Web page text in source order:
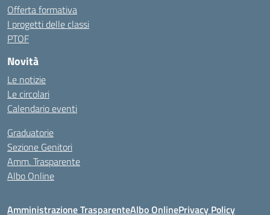
Offerta formativa
I progetti delle classi
PTOF
Novità
Le notizie
Le circolari
Calendario eventi
Graduatorie
Sezione Genitori
Amm. Trasparente
Albo Online
Amministrazione TrasparenteAlbo OnlinePrivacy Policy